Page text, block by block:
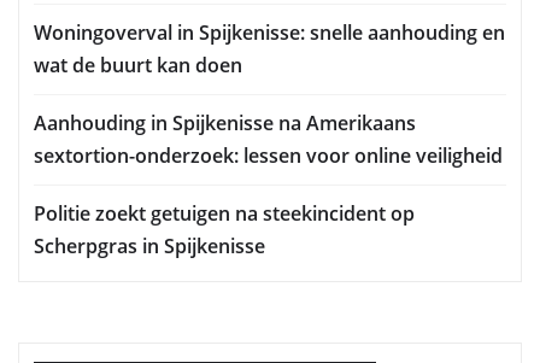
Woningoverval in Spijkenisse: snelle aanhouding en
wat de buurt kan doen
Aanhouding in Spijkenisse na Amerikaans
sextortion-onderzoek: lessen voor online veiligheid
Politie zoekt getuigen na steekincident op
Scherpgras in Spijkenisse